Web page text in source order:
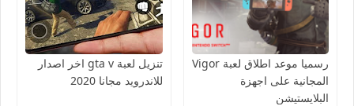
رسميا موعد اطلاق لعبة Vigor
المجانية على اجهزة
البلايستيشن
تنزيل لعبة gta v اخر اصدار
للاندرويد مجانا 2020